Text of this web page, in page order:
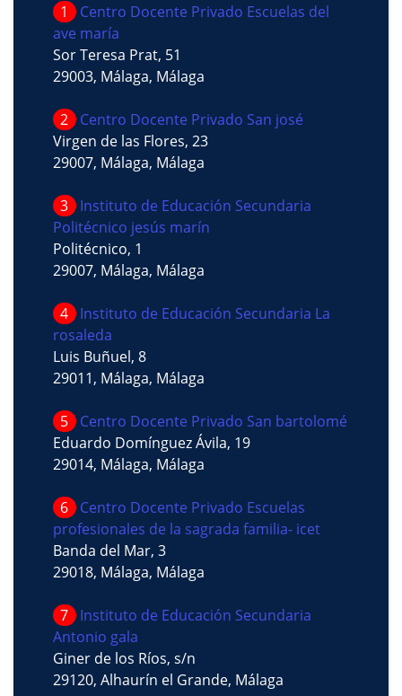
1
Centro Docente Privado Escuelas del
ave maría
Sor Teresa Prat, 51
29003, Málaga, Málaga
2
Centro Docente Privado San josé
Virgen de las Flores, 23
29007, Málaga, Málaga
3
Instituto de Educación Secundaria
Politécnico jesús marín
Politécnico, 1
29007, Málaga, Málaga
4
Instituto de Educación Secundaria La
rosaleda
Luis Buñuel, 8
29011, Málaga, Málaga
5
Centro Docente Privado San bartolomé
Eduardo Domínguez Ávila, 19
29014, Málaga, Málaga
6
Centro Docente Privado Escuelas
profesionales de la sagrada familia- icet
Banda del Mar, 3
29018, Málaga, Málaga
7
Instituto de Educación Secundaria
Antonio gala
Giner de los Ríos, s/n
29120, Alhaurín el Grande, Málaga